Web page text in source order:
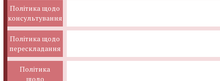
Політика щодо
консультування
Політика щодо
перескладання
Політика
щодо